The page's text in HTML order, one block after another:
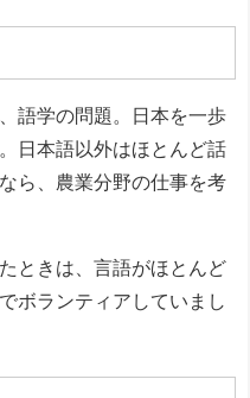
語学の問題。日本を一歩
日本語以外はほとんど話
ら、農業分野の仕事を考
ときは、言語がほとんど
ボランティアしていまし